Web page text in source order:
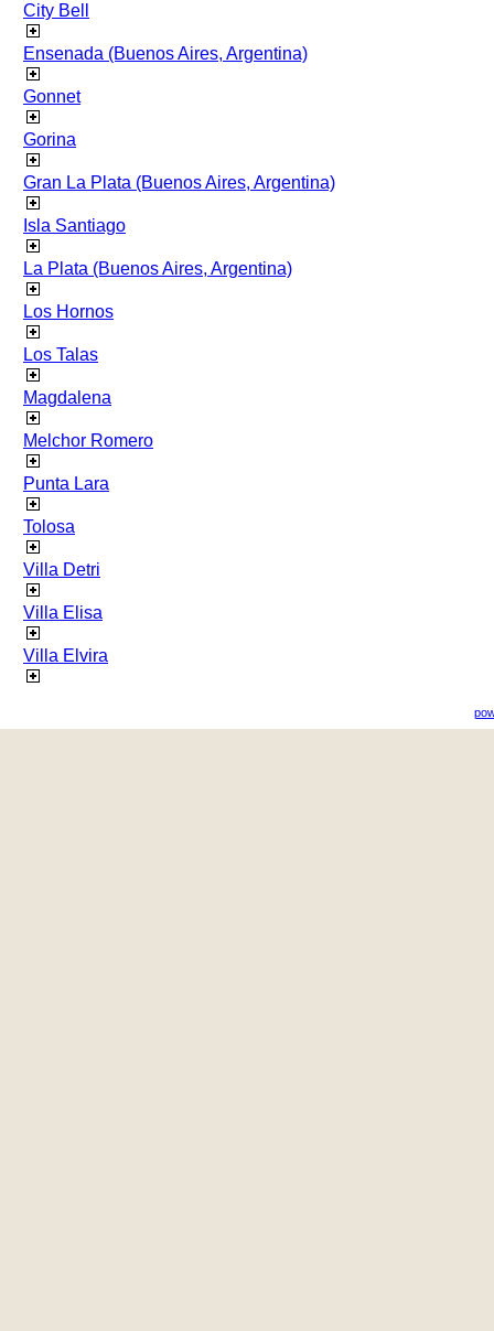
City Bell
Ensenada (Buenos Aires, Argentina)
Gonnet
Gorina
Gran La Plata (Buenos Aires, Argentina)
Isla Santiago
La Plata (Buenos Aires, Argentina)
Los Hornos
Los Talas
Magdalena
Melchor Romero
Punta Lara
Tolosa
Villa Detri
Villa Elisa
Villa Elvira